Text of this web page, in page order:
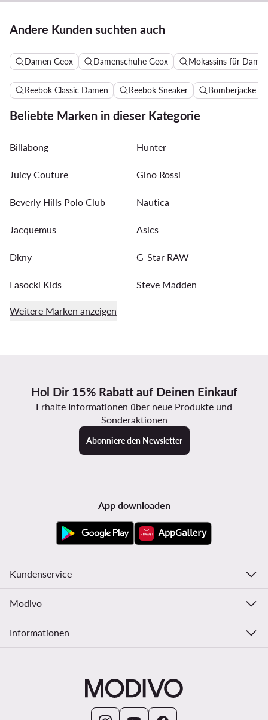
Andere Kunden suchten auch
Damen Geox Damenschuhe Geox Mokassins für
Reebok Classic Damen Reebok Sneaker Bomberjacke
Beliebte Marken in dieser Kategorie
Billabong Hunter
Juicy Couture Gino Rossi
Beverly Hills Polo Club Nautica
Jacquemus Asics
Dkny G-Star RAW
Lasocki Kids Steve Madden
Weitere Marken anzeigen
Hol Dir 15% Rabatt auf Deinen Einkauf
Erhalte Informationen über neue Produkte und
Sonderaktionen
Abonniere den Newsletter
App downloaden
Kundenservice
Modivo
Informationen